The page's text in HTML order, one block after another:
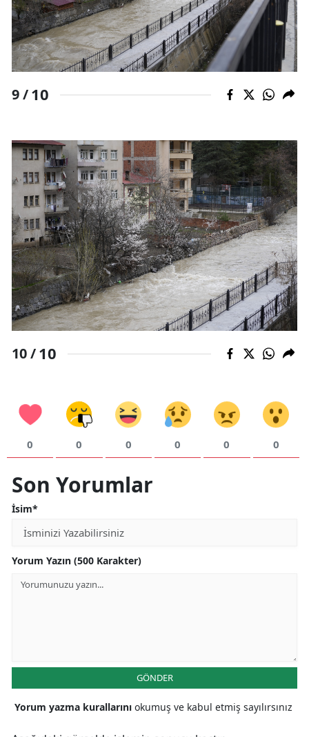
9 /10
10 /10
0 0 0 0 0 0
Son Yorumlar
İsim*
Yorum Yazın (500 Karakter)
GÖNDER
Yorum yazma kurallarını okumuş ve kabul etmiş sayılırsınız